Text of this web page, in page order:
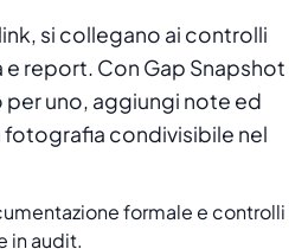
si collegano ai controlli
report. Con Gap Snapshot
uno, aggiungi note ed
fotografia condivisibile nel
formale e controlli
in audit.